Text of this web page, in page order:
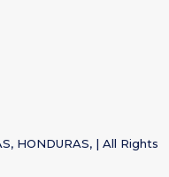
HONDURAS, | All Rights